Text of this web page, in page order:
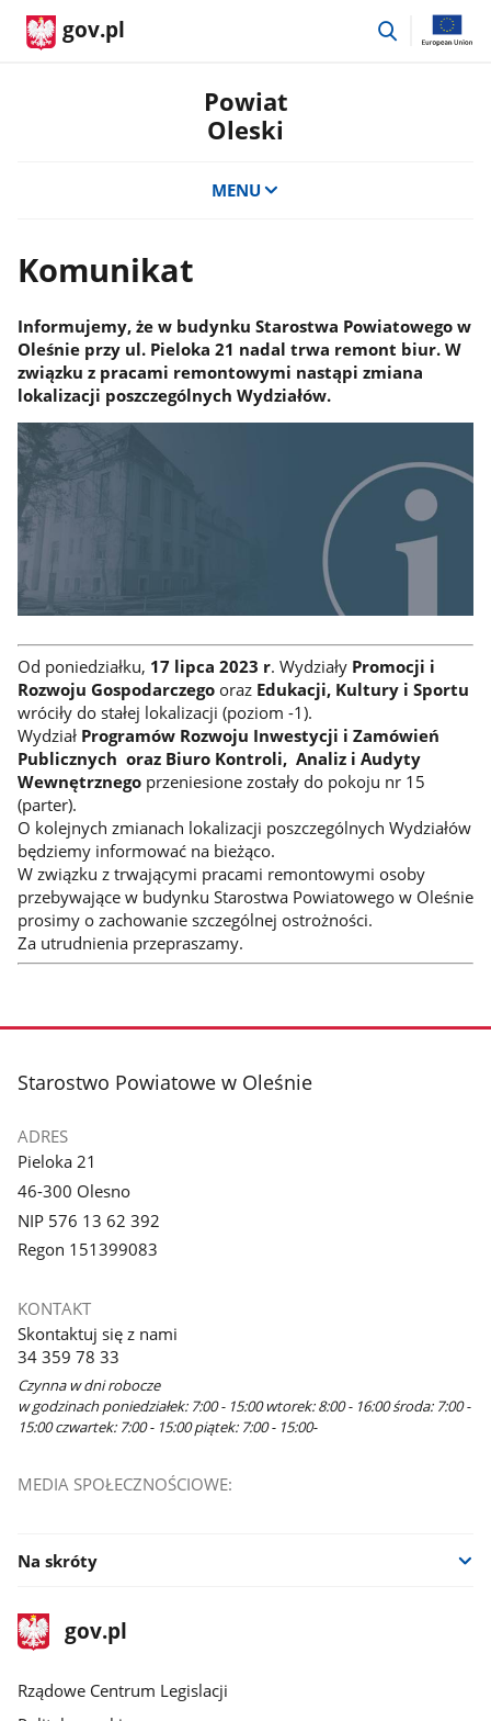
gov.pl
przejdź
Powiat
Oleski
MENU
Komunikat
Informujemy, że w budynku Starostwa Powiatowego w
Oleśnie przy ul. Pieloka 21 nadal trwa remont biur. W
związku z pracami remontowymi nastąpi zmiana
lokalizacji poszczególnych Wydziałów.
Od poniedziałku, 17 lipca 2023 r. WydziałyPromocji i
Rozwoju Gospodarczego oraz Edukacji, Kultury i Sportu
wróciły do stałej lokalizacji (poziom -1).
Wydział Programów Rozwoju Inwestycji i Zamówień
Publicznych oraz Biuro Kontroli, Analiz i Audyty
Wewnętrznegoprzeniesione zostały do pokoju nr 15
(parter).
O kolejnych zmianach lokalizacji poszczególnych Wydziałów
będziemy informować na bieżąco.
W związku z trwającymi pracami remontowymi osoby
przebywające w budynku Starostwa Powiatowego w Oleśnie
prosimy o zachowanie szczególnej ostrożności.
Za utrudnienia przepraszamy.
stopka
Starostwo Powiatowe w Oleśnie
ADRES
Pieloka 21
46-300 Olesno
NIP 576 13 62 392
Regon 151399083
KONTAKT
Skontaktuj się z nami
34 359 78 33
Czynna w dni robocze
w godzinach poniedziałek: 7:00 - 15:00 wtorek: 8:00 - 16:00 środa: 7:00 -
15:00 czwartek: 7:00 - 15:00 piątek: 7:00 - 15:00-
MEDIA SPOŁECZNOŚCIOWE:
Na skróty
stopka
gov.plStrona
gov.pl
Rządowe Centrum Legislacji